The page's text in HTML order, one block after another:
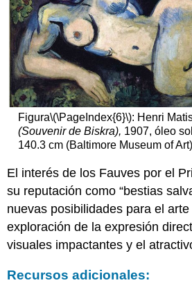
Figura\(\PageIndex{6}\): Henri
(Souvenir de Biskra), 1907, óleo
140.3 cm (Baltimore Museum of Art)
El interés de los Fauves por el
su reputación como “bestias
nuevas posibilidades para el
exploración de la expresión
visuales impactantes y el
Recursos adicionales: